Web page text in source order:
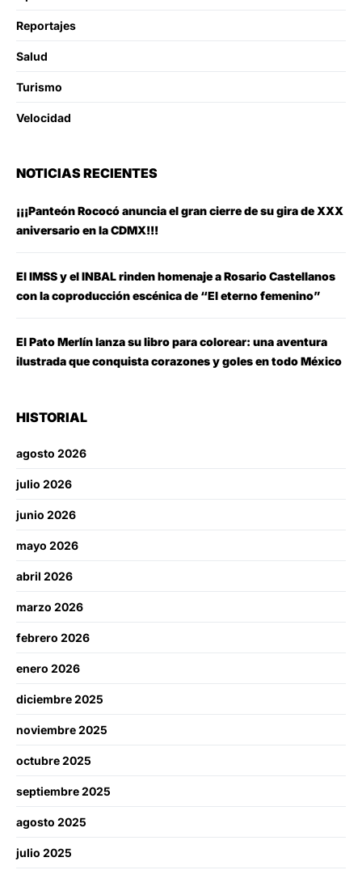
Reportajes
Salud
Turismo
Velocidad
NOTICIAS RECIENTES
¡¡¡Panteón Rococó anuncia el gran cierre de su gira de XXX
aniversario en la CDMX!!!
El IMSS y el INBAL rinden homenaje a Rosario Castellanos
con la coproducción escénica de “El eterno femenino”
El Pato Merlín lanza su libro para colorear: una aventura
ilustrada que conquista corazones y goles en todo México
HISTORIAL
agosto 2026
julio 2026
junio 2026
mayo 2026
abril 2026
marzo 2026
febrero 2026
enero 2026
diciembre 2025
noviembre 2025
octubre 2025
septiembre 2025
agosto 2025
julio 2025